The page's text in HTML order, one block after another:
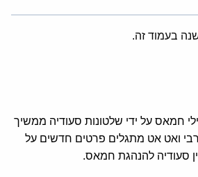
בעמוד זה.
חמאס על ידי שלטונות סעודיה ממשיך
ואט אט מתגלים פרטים חדשים על
סעודיה להנהגת חמאס.